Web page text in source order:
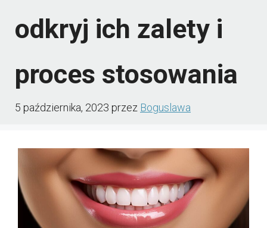
odkryj ich zalety i
proces stosowania
5 października, 2023 przez Boguslawa